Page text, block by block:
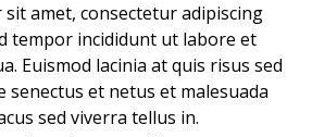
amet, consectetur adipiscing
tempor incididunt ut labore et
Euismod lacinia at quis risus sed
et netus et malesuada
sed viverra tellus in.